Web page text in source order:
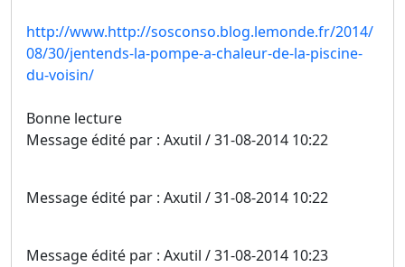
http://www.http://sosconso.blog.lemonde.fr/2014/
08/30/jentends-la-pompe-a-chaleur-de-la-piscine-
du-voisin/
Bonne lecture
Message édité par : Axutil / 31-08-2014 10:22
Message édité par : Axutil / 31-08-2014 10:22
Message édité par : Axutil / 31-08-2014 10:23